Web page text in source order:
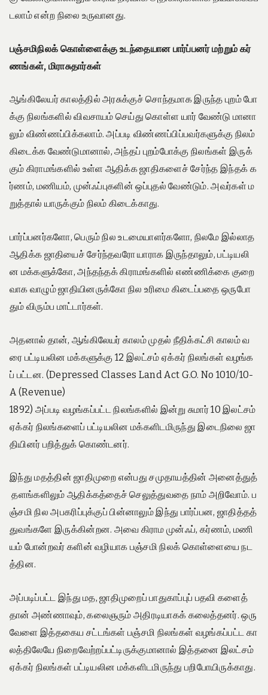
டலாம் என்ற நிலை உருவானது.
பஞ்சமிநிலக் கொள்ளைக்கு உடந்தையான பார்ப்பனர்மற்றும் கர்
ணங்கள், மிராசுதார்கள்
ஆங்கிலேயர் காலத்தில் அரசுக்குச் சொந்தமாக இருந்த புறம் போ
க்கு நிலங்களில் விவசாயம் செய்து கொள்ள யார் வேண்டு மானா
லும் விண்ணப்பிக்கலாம். அப்படி விண்ணப்பிப்பவர்களுக்கு நிலம்
கிடைக்க வேண்டுமானால், அந்தப் புறம்போக்கு நிலங்கள் இருக்
கும் கிராமங்களில் உள்ள ஆதிக்க ஜாதிகளைச் சேர்ந்த இந்தக் க
ர்ணம், மணியம், முன்ஃப்புகளின் ஒப்புதல் வேண்டும். அவர்கள் ம
றுத்தால் யாருக்கும் நிலம் கிடைக்காது.
பார்ப்பனர்களோ, பெரும் நில உடமையாளர்களோ, நிலமே இல்லாத
ஆதிக்க ஜாதியைச் சேர்ந்தவரோ யாராக இருந்தாலும், பட்டியலி
ன மக்களுக்கோ, அந்தந்தக் கிராமங்களில் எண்ணிக்கை குறை
வாக வாழும் ஜாதியினருக்கோ நில உரிமை கிடைப்பதை ஒருபோ
தும் விரும்ப மாட்டார்கள்.
அதனால் தான், ஆங்கிலேயர் காலம் முதல் நீதிக்கட்சி காலம் வ
ரை பட்டியலின மக்களுக்கு 12 இலட்சம் ஏக்கர் நிலங்கள் வழங்க
ப் பட்டன. (Depressed Classes Land Act G.O. No 1010/10-
A (Revenue)
1892) அப்படி வழங்கப்பட்ட நிலங்களில் இன்று சுமார் 10 இலட்சம்
ஏக்கர் நிலங்களைப் பட்டியலின மக்களிடமிருந்து இடைநிலை ஜா
தியினர் பறித்துக் கொண்டனர்.
இந்து மதத்தின் ஜாதிமுறை என்பது சமுதாயத்தின் அனைத்துத்
தளங்களிலும் ஆதிக்கத்தைச் செலுத்துவதை நாம் அறிவோம். ப
ஞ்சமி நில அபகரிப்புக்குப் பின்னாலும் இந்து பார்ப்பன, ஜாதித்தத்
துவங்களே இருக்கின்றன. அவை கிராம முன்ஃப், கர்ணம், மணி
யம் போன்றவர் களின் வழியாக பஞ்சமி நிலக் கொள்ளையை நட
த்தின.
அப்படிப்பட்ட இந்து மத, ஜாதிமுறைப் பாதுகாப்புப் பதவி களைத்
தான் அண்ணாவும், கலைஞரும் அதிரடியாகக் கலைத்தனர். ஒரு
வேளை இத்தகைய சட்டங்கள் பஞ்சமி நிலங்கள் வழங்கப்பட்ட கா
லத்திலேயே நிறைவேற்றப்பட்டிருக்குமானால் இத்தனை இலட்சம்
ஏக்கர் நிலங்கள் பட்டியலின மக்களிடமிருந்து பறிபோயிருக்காது.